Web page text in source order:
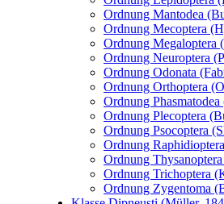
Ordnung Mantodea
Ordnung Mecoptera
Ordnung Megaloptera
Ordnung Neuroptera
Ordnung Odonata
Ordnung Orthoptera
Ordnung
Ordnung Plecoptera
Ordnung Psocoptera
Ordnung
Ordnung
Ordnung Trichoptera
Ordnung Zygentoma